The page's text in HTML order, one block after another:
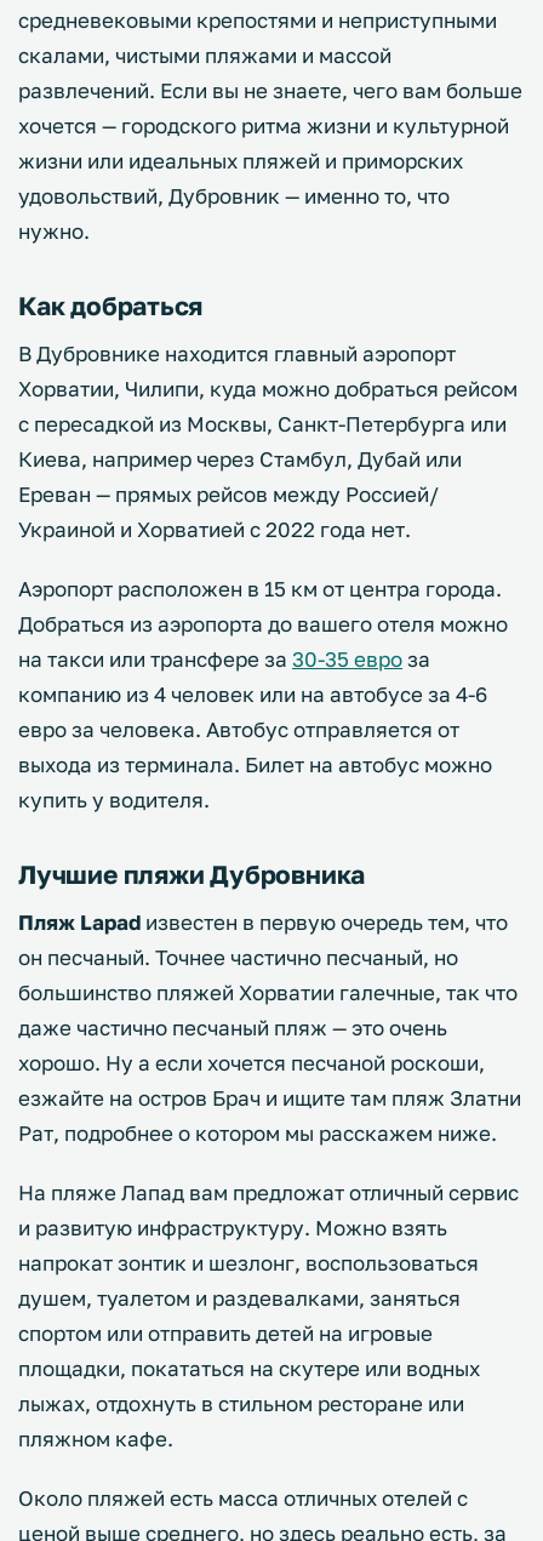
средневековыми крепостями и неприступными
скалами, чистыми пляжами и массой
развлечений. Если вы не знаете, чего вам больше
хочется — городского ритма жизни и культурной
жизни или идеальных пляжей и приморских
удовольствий, Дубровник — именно то, что
нужно.
Как добраться
В Дубровнике находится главный аэропорт
Хорватии, Чилипи, куда можно добраться рейсом
с пересадкой из Москвы, Санкт-Петербурга или
Киева, например через Стамбул, Дубай или
Ереван — прямых рейсов между Россией/
Украиной и Хорватией с 2022 года нет.
Аэропорт расположен в 15 км от центра города.
Добраться из аэропорта до вашего отеля можно
на такси или трансфере за 30-35 евроза
компанию из 4 человек или на автобусе за 4-6
евро за человека. Автобус отправляется от
выхода из терминала. Билет на автобус можно
купить у водителя.
Лучшие пляжи Дубровника
Пляж Lapad известен в первую очередь тем, что
он песчаный. Точнее частично песчаный, но
большинство пляжей Хорватии галечные, так что
даже частично песчаный пляж — это очень
хорошо. Ну а если хочется песчаной роскоши,
езжайте на остров Брач и ищите там пляж Златни
Рат, подробнее о котором мы расскажем ниже.
На пляже Лапад вам предложат отличный сервис
и развитую инфраструктуру. Можно взять
напрокат зонтик и шезлонг, воспользоваться
душем, туалетом и раздевалками, заняться
спортом или отправить детей на игровые
площадки, покататься на скутере или водных
лыжах, отдохнуть в стильном ресторане или
пляжном кафе.
Около пляжей есть масса отличных отелей с
ценой выше среднего, но здесь реально есть, за